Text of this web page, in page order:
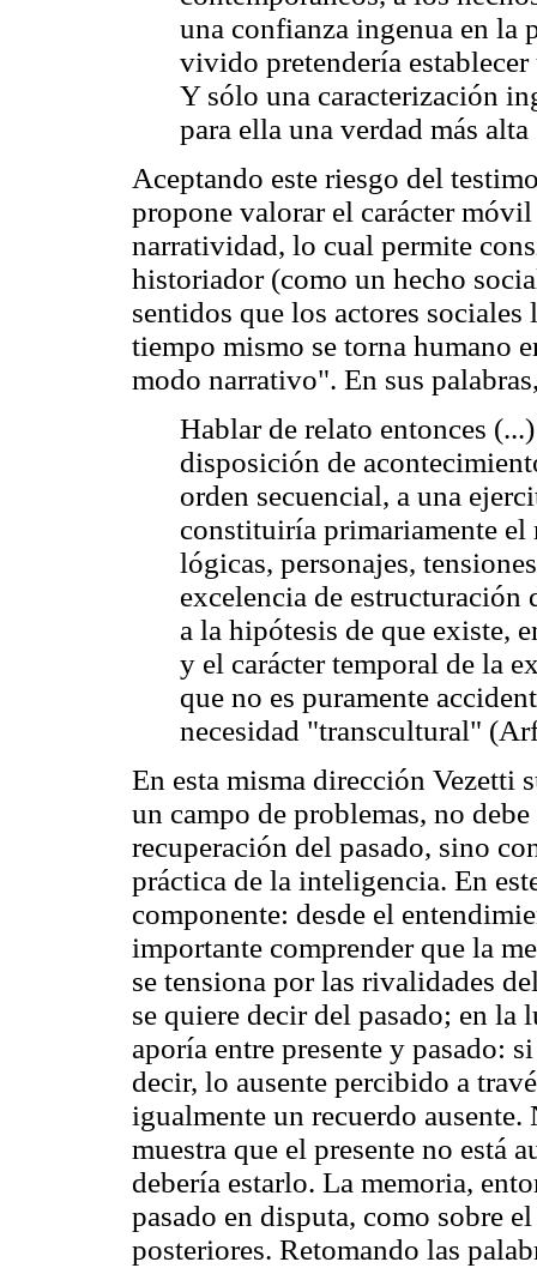
una confianza ingenua en la
vivido pretendería
Y sólo una caracterización
para ella una verdad más
Aceptando este riesgo del
propone valorar el carácter
narratividad, lo cual permite
historiador (como un hecho
sentidos que los actores sociales
tiempo mismo se torna humano
modo narrativo". En sus
Hablar de relato entonces
disposición de
orden secuencial, a una
constituiría primariamente el
lógicas, personajes,
excelencia de estructuración
a la hipótesis de que existe,
y el carácter temporal de la
que no es puramente
necesidad "transcultural"
En esta misma dirección Vezetti
un campo de problemas, no
recuperación del pasado, sino
práctica de la inteligencia. En
componente: desde el
importante comprender que la
se tensiona por las rivalidades
se quiere decir del pasado; en la
aporía entre presente y pasado:
decir, lo ausente percibido a
igualmente un recuerdo
muestra que el presente no está
debería estarlo. La memoria,
pasado en disputa, como sobre
posteriores. Retomando las